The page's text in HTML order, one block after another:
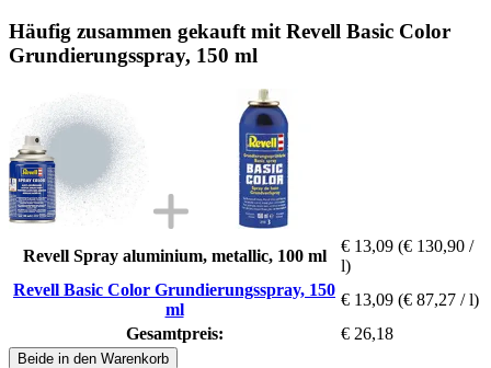
Häufig zusammen gekauft mit Revell Basic Color
Grundierungsspray, 150 ml
Revell Spray aluminium, metallic, 100 ml
€ 13,09 (€ 130,90 /
l)
Revell Basic Color Grundierungsspray, 150
ml
€ 13,09 (€ 87,27 / l)
Gesamtpreis:
€ 26,18
Beide in den Warenkorb